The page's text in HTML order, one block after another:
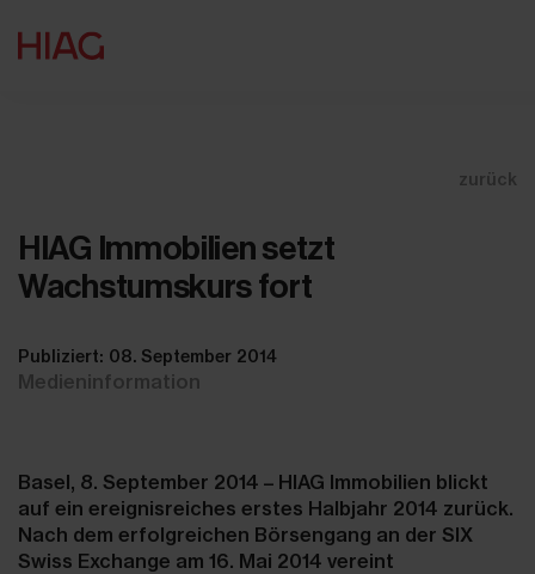
zurück
HIAG Immobilien setzt
Wachstumskurs fort
Publiziert: 08. September 2014
Medieninformation
Basel, 8. September 2014 – HIAG Immobilien blickt
auf ein ereignisreiches erstes Halbjahr 2014 zurück.
Nach dem erfolgreichen Börsengang an der SIX
Swiss Exchange am 16. Mai 2014 vereint